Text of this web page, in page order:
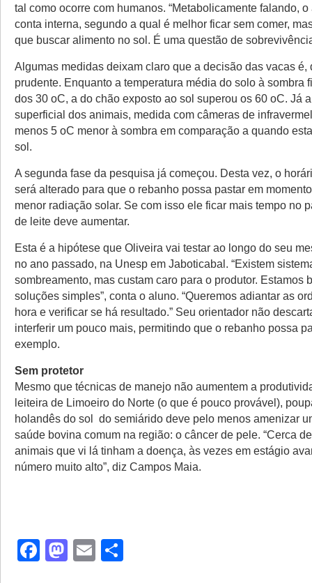
tal como ocorre com humanos. “Metabolicamente falando,
conta interna, segundo a qual é melhor ficar sem comer,
que buscar alimento no sol. É uma questão de
Algumas medidas deixam claro que a decisão das vacas é,
prudente. Enquanto a temperatura média do solo à sombra
dos 30 oC, a do chão exposto ao sol superou os 60 oC. Já
superficial dos animais, medida com câmeras de
menos 5 oC menor à sombra em comparação a quando
sol.
A segunda fase da pesquisa já começou. Desta vez, o
será alterado para que o rebanho possa pastar em
menor radiação solar. Se com isso ele ficar mais tempo no
de leite deve aumentar.
Esta é a hipótese que Oliveira vai testar ao longo do seu
no ano passado, na Unesp em Jaboticabal. “Existem
sombreamento, mas custam caro para o produtor. Estamos
soluções simples”, conta o aluno. “Queremos adiantar as
hora e verificar se há resultado.” Seu orientador não
interferir um pouco mais, permitindo que o rebanho possa
exemplo.
Sem protetor
Mesmo que técnicas de manejo não aumentem a
leiteira de Limoeiro do Norte (o que é pouco provável),
holandês do sol do semiárido deve pelo menos amenizar
saúde bovina comum na região: o câncer de pele. “Cerca
animais que vi lá tinham a doença, às vezes em estágio
número muito alto”, diz Campos Maia.
Facebook
Mastodon
Email